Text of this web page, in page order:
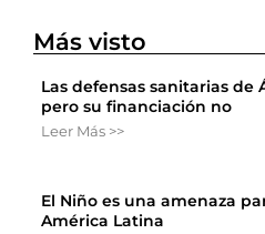
Más visto
Las defensas sanitarias de
pero su financiación no
Leer Más >>
El Niño es una amenaza
América Latina